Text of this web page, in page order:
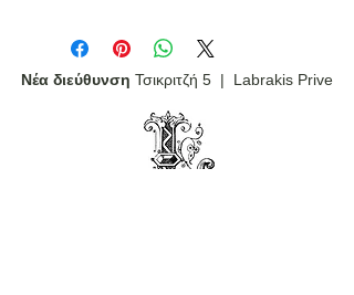
μας επιλεγμένα απο κορυφαίους
Τα νέα νυφικά είναι διαθέσιμα για
δειγματισμό μόνο εντός του
καταστήματος και όχι
για πωλήσεις ον-λαιν.
Nέα διεύθυνση Τσικριτζή 5 | Labrakis Prive